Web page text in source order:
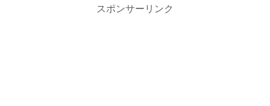
スポンサーリンク